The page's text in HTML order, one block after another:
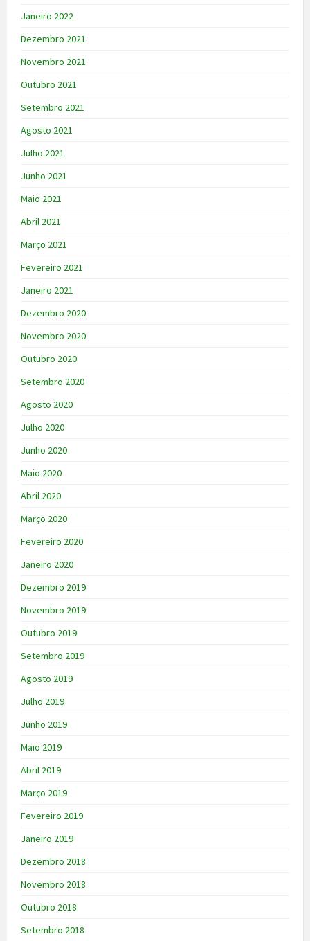
Janeiro 2022
Dezembro 2021
Novembro 2021
Outubro 2021
Setembro 2021
Agosto 2021
Julho 2021
Junho 2021
Maio 2021
Abril 2021
Março 2021
Fevereiro 2021
Janeiro 2021
Dezembro 2020
Novembro 2020
Outubro 2020
Setembro 2020
Agosto 2020
Julho 2020
Junho 2020
Maio 2020
Abril 2020
Março 2020
Fevereiro 2020
Janeiro 2020
Dezembro 2019
Novembro 2019
Outubro 2019
Setembro 2019
Agosto 2019
Julho 2019
Junho 2019
Maio 2019
Abril 2019
Março 2019
Fevereiro 2019
Janeiro 2019
Dezembro 2018
Novembro 2018
Outubro 2018
Setembro 2018